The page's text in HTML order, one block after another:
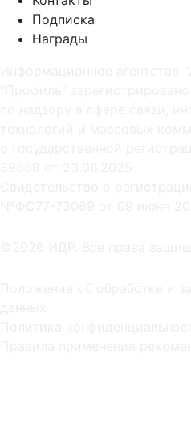
Подписка
Награды